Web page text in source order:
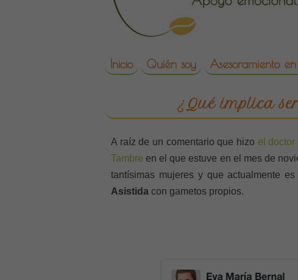
reproduccion asistida
Skip to content
Inicio Quién soy Asesoramiento
¿Qué implica
A raíz de un comentario que hizo el
Tambre en el que estuve en el mes de
tantísimas mujeres y que actualmente
Asistida con gametos propios.